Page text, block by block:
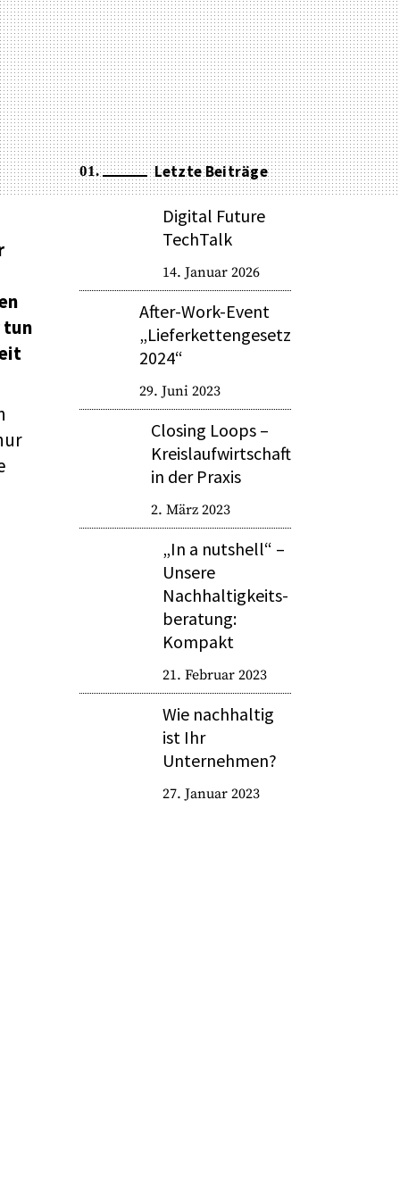
tun
Letzte Beiträge
Digital Future
TechTalk
14. Januar 2026
After-Work-Event
„Lieferkettengesetz
2024“
29. Juni 2023
Closing Loops –
Kreislaufwirtschaft
in der Praxis
2. März 2023
„In a nutshell“ –
Unsere
Nachhaltigkeits­
beratung:
Kompakt
21. Februar 2023
Wie nachhaltig
ist Ihr
Unternehmen?
27. Januar 2023